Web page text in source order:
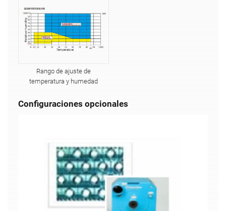
Rango de ajuste de
temperatura y humedad
Configuraciones opcionales